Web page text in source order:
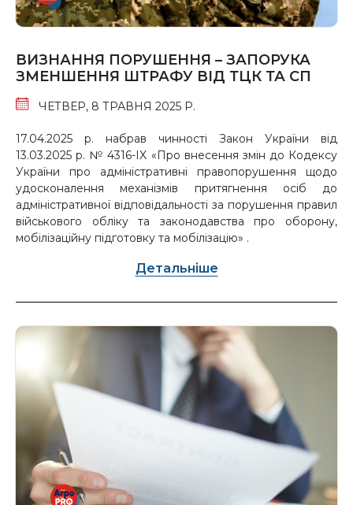
ВИЗНАННЯ ПОРУШЕННЯ – ЗАПОРУКА
ЗМЕНШЕННЯ ШТРАФУ ВІД ТЦК ТА СП
ЧЕТВЕР, 8 ТРАВНЯ 2025 Р.
17.04.2025 р. набрав чинності Закон України від
13.03.2025 р. № 4316-IX «Про внесення змін до Кодексу
України про адміністративні правопорушення щодо
удосконалення механізмів притягнення осіб до
адміністративної відповідальності за порушення правил
військового обліку та законодавства про оборону,
мобілізаційну підготовку та мобілізацію» .
Детальніше